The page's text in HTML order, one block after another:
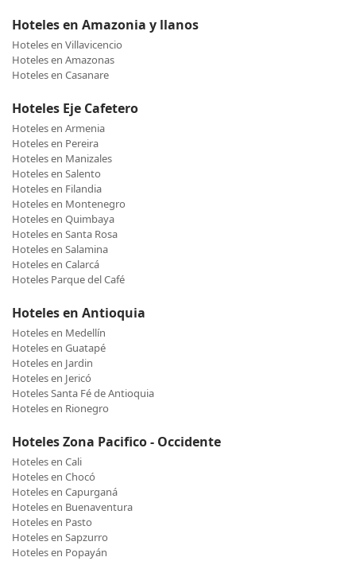
Hoteles en Amazonia y llanos
Hoteles en Villavicencio
Hoteles en Amazonas
Hoteles en Casanare
Hoteles Eje Cafetero
Hoteles en Armenia
Hoteles en Pereira
Hoteles en Manizales
Hoteles en Salento
Hoteles en Filandia
Hoteles en Montenegro
Hoteles en Quimbaya
Hoteles en Santa Rosa
Hoteles en Salamina
Hoteles en Calarcá
Hoteles Parque del Café
Hoteles en Antioquia
Hoteles en Medellín
Hoteles en Guatapé
Hoteles en Jardin
Hoteles en Jericó
Hoteles Santa Fé de Antioquia
Hoteles en Rionegro
Hoteles Zona Pacifico - Occidente
Hoteles en Cali
Hoteles en Chocó
Hoteles en Capurganá
Hoteles en Buenaventura
Hoteles en Pasto
Hoteles en Sapzurro
Hoteles en Popayán